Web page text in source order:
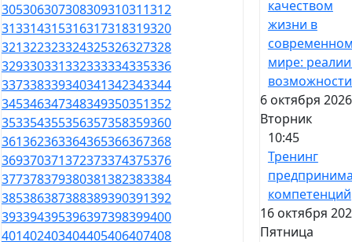
305306307308309310311312
313314315316317318319320
321322323324325326327328
329330331332333334335336
337338339340341342343344
345346347348349350351352
353354355356357358359360
361362363364365366367368
369370371372373374375376
377378379380381382383384
385386387388389390391392
393394395396397398399400
401402403404405406407408
качеством
жизни в
мире:
6 октября
Вторник
10:45
Тренинг
компетенций
16 октября
Пятница